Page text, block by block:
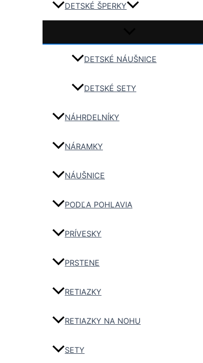
DETSKÉ ŠPERKY
DETSKÉ NÁUŠNICE
DETSKÉ SETY
NÁHRDELNÍKY
NÁRAMKY
NÁUŠNICE
PODĽA POHLAVIA
PRÍVESKY
PRSTENE
RETIAZKY
RETIAZKY NA NOHU
SETY